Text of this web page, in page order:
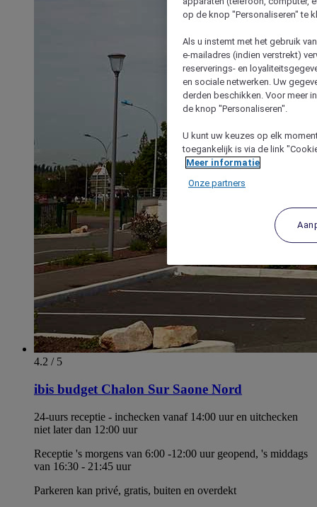
4.2 / 5
ibis budget Chalon Sur Saone Nord
24-uurs receptie - inchecken vanaf 14:00 uur en uitchecken
niet later dan 12:00 uur
Receptie 's morgens van 6:00 -12:00 uur geopend, 's middags
van 16:30 - 21:45 uur
Parkeren kan privé, gratis, buiten en overdekt
op de knop "Personaliseren" te
Als u instemt met het gebruik
e-mailadres (indien verstrekt)
reserverings- en
en sociale netwerken. Uw
derden beschikken. Voor meer
de knop "Personaliseren".
U kunt uw keuzes op elk
toegankelijk is via de link
Meer informatie
Onze partners